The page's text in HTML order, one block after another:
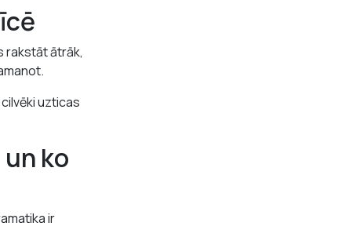
rakstāt ātrāk,
uzticas
ko
ir